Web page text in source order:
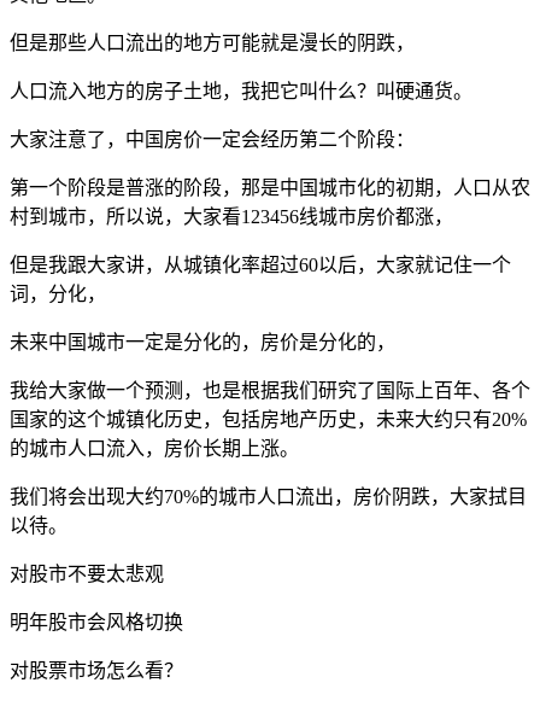
但是那些人口流出的地方可能就是漫长的阴跌，
人口流入地方的房子土地，我把它叫什么？叫硬通货。
大家注意了，中国房价一定会经历第二个阶段：
第一个阶段是普涨的阶段，那是中国城市化的初期，人口从农
村到城市，所以说，大家看123456线城市房价都涨，
但是我跟大家讲，从城镇化率超过60以后，大家就记住一个
词，分化，
未来中国城市一定是分化的，房价是分化的，
我给大家做一个预测，也是根据我们研究了国际上百年、各个
国家的这个城镇化历史，包括房地产历史，未来大约只有20%
的城市人口流入，房价长期上涨。
我们将会出现大约70%的城市人口流出，房价阴跌，大家拭目
以待。
对股市不要太悲观
明年股市会风格切换
对股票市场怎么看？